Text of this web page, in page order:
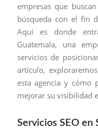
empresas que
búsqueda con el fin
Aquí es donde
Guatemala, una
servicios de
artículo,
esta agencia y cómo
mejorar su visibilidad
Servicios SEO en